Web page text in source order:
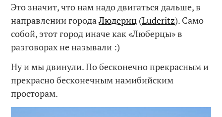
Это значит, что нам надо двигаться дальше, в
направлении городаЛюдериц (Luderitz). Само
собой, этот город иначе как «Люберцы» в
разговорах не называли :)
Ну и мы двинули. По бесконечно прекрасным и
прекрасно бесконечным намибийским
просторам.